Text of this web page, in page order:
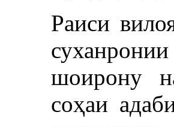
Раиси
шоирону
соҳаи